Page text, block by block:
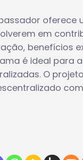
em
benefícios
é ideal para
O